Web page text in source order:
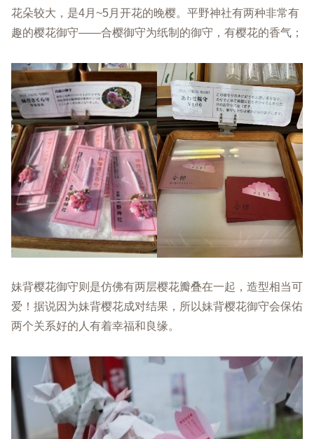
花朵较大，是4月~5月开花的晚樱。平野神社有两种非常有
趣的樱花御守——合樱御守为纸制的御守，有樱花的香气；
妹背樱花御守则是仿佛有两层樱花瓣叠在一起，造型相当可
爱！据说因为妹背樱花成对结果，所以妹背樱花御守会保佑
两个关系好的人有着幸福和良缘。